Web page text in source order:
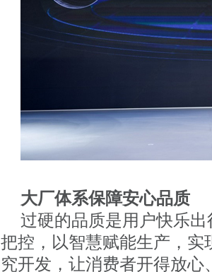
大厂体系保障安心品质
过硬的品质是用户快乐
把控，以智慧赋能生产，
究开发，让消费者开得放心